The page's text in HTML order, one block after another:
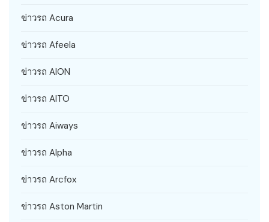
ข่าวรถ Acura
ข่าวรถ Afeela
ข่าวรถ AION
ข่าวรถ AITO
ข่าวรถ Aiways
ข่าวรถ Alpha
ข่าวรถ Arcfox
ข่าวรถ Aston Martin